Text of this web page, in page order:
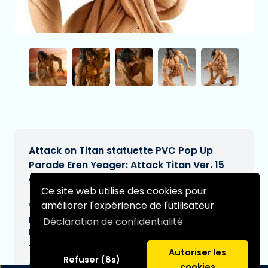
Ce site web utilise des cookies pour
améliorer l'expérience de l'utilisateur
Déclaration de confidentialité
Refuser (8s)
Autoriser les
Attack on Titan statuette PVC Pop Up
Parade Eren Yeager: Attack Titan Ver. 15
cm
€41,95[Sous réserve de modifications]
Date de livraison prévue:
N/A
Type: